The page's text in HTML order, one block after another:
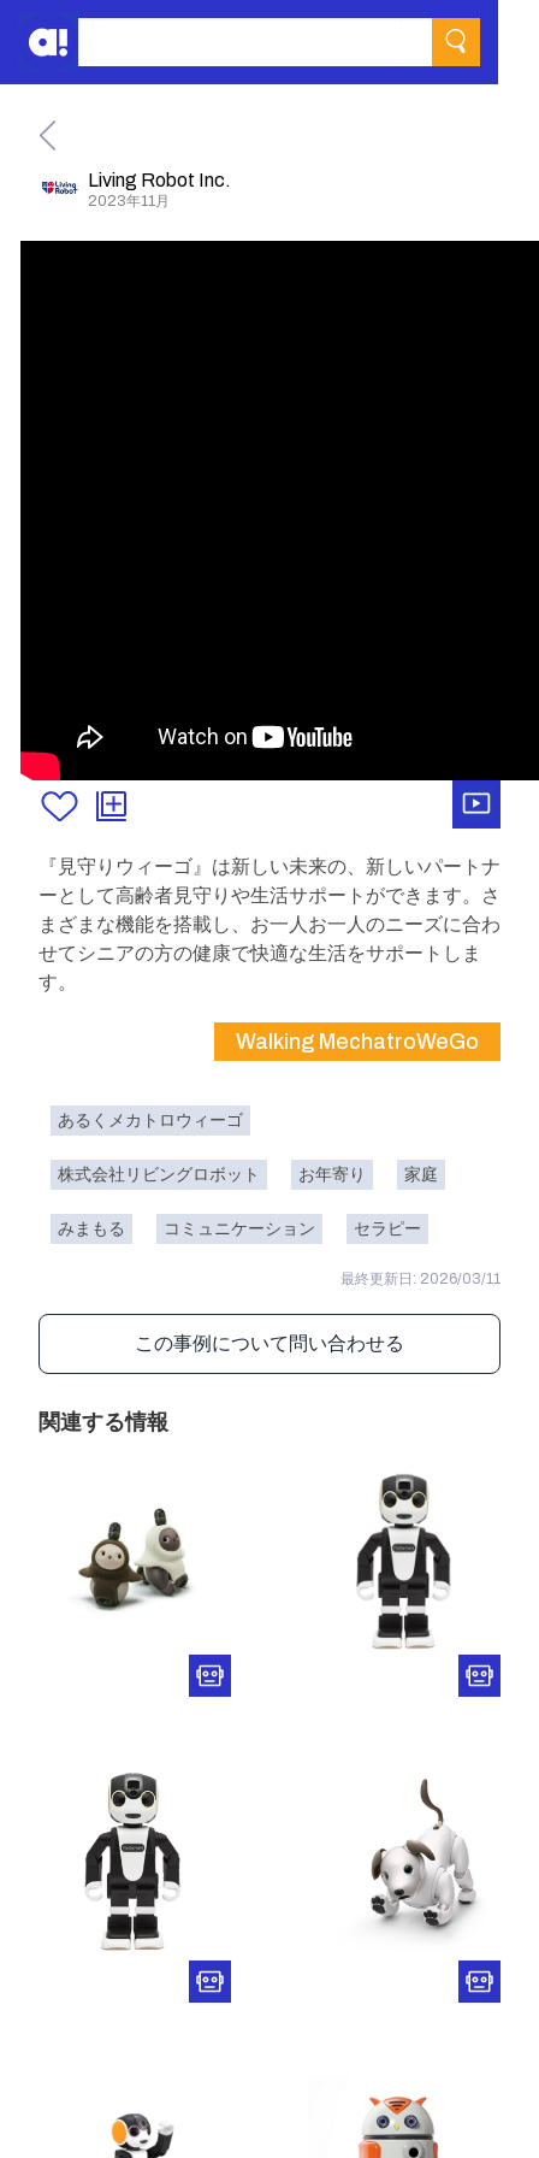
Living Robot Inc.
2023年11月
『見守りウィーゴ』は新しい未来の、新しいパートナ
ーとして高齢者見守りや生活サポートができます。さ
まざまな機能を搭載し、お一人お一人のニーズに合わ
せてシニアの方の健康で快適な生活をサポートしま
す。
Walking MechatroWeGo
あるくメカトロウィーゴ
株式会社リビングロボット お年寄り 家庭
みまもる コミュニケーション セラピー
最終更新日: 2026/03/11
この事例について問い合わせる
関連する情報